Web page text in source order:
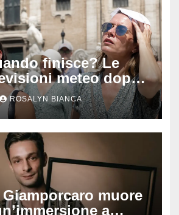
finisce? Le
meteo dopo
ecco quando
la svolta
ROSALYN BIANCA
muore
a